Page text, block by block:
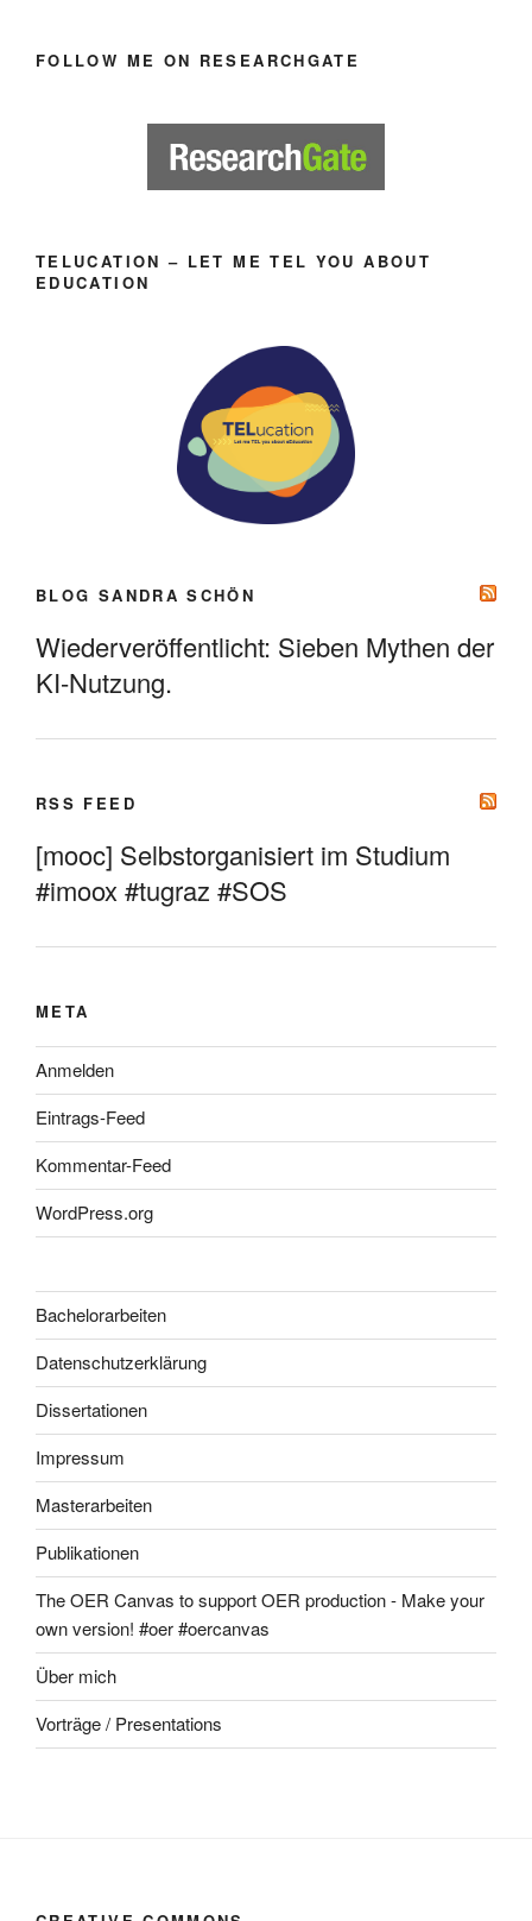
FOLLOW ME ON RESEARCHGATE
TELUCATION – LET ME TEL YOU ABOUT
EDUCATION
BLOG SANDRA SCHÖN
Wiederveröffentlicht: Sieben Mythen der
KI-Nutzung.
RSS FEED
[mooc] Selbstorganisiert im Studium
#imoox #tugraz #SOS
META
Anmelden
Eintrags-Feed
Kommentar-Feed
WordPress.org
Bachelorarbeiten
Datenschutzerklärung
Dissertationen
Impressum
Masterarbeiten
Publikationen
The OER Canvas to support OER production - Make your
own version! #oer #oercanvas
Über mich
Vorträge / Presentations